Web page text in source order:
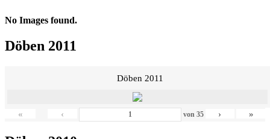
No Images found.
Döben 2011
Döben 2011
« ‹ von 35 › »